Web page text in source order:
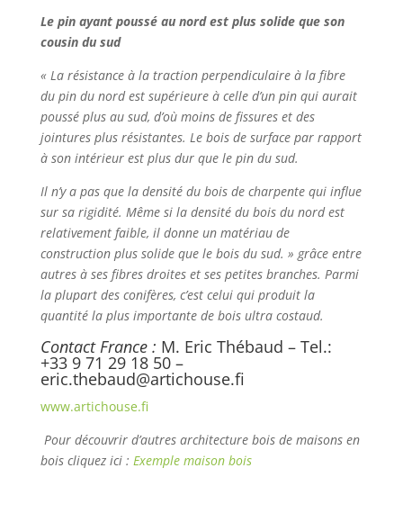
Le pin ayant poussé au nord est plus solide que son
cousin du sud
« La résistance à la traction perpendiculaire à la fibre
du pin du nord est supérieure à celle d’un pin qui aurait
poussé plus au sud, d’où moins de fissures et des
jointures plus résistantes. Le bois de surface par rapport
à son intérieur est plus dur que le pin du sud.
Il n’y a pas que la densité du bois de charpente qui influe
sur sa rigidité. Même si la densité du bois du nord est
relativement faible, il donne un matériau de
construction plus solide que le bois du sud. » grâce entre
autres à ses fibres droites et ses petites branches. Parmi
la plupart des conifères, c’est celui qui produit la
quantité la plus importante de bois ultra costaud.
Contact France : M. Eric Thébaud – Tel.:
+33 9 71 29 18 50 –
eric.thebaud@artichouse.fi
www.artichouse.fi
Pour découvrir d’autres architecture bois de maisons en
bois cliquez ici : Exemple maison bois